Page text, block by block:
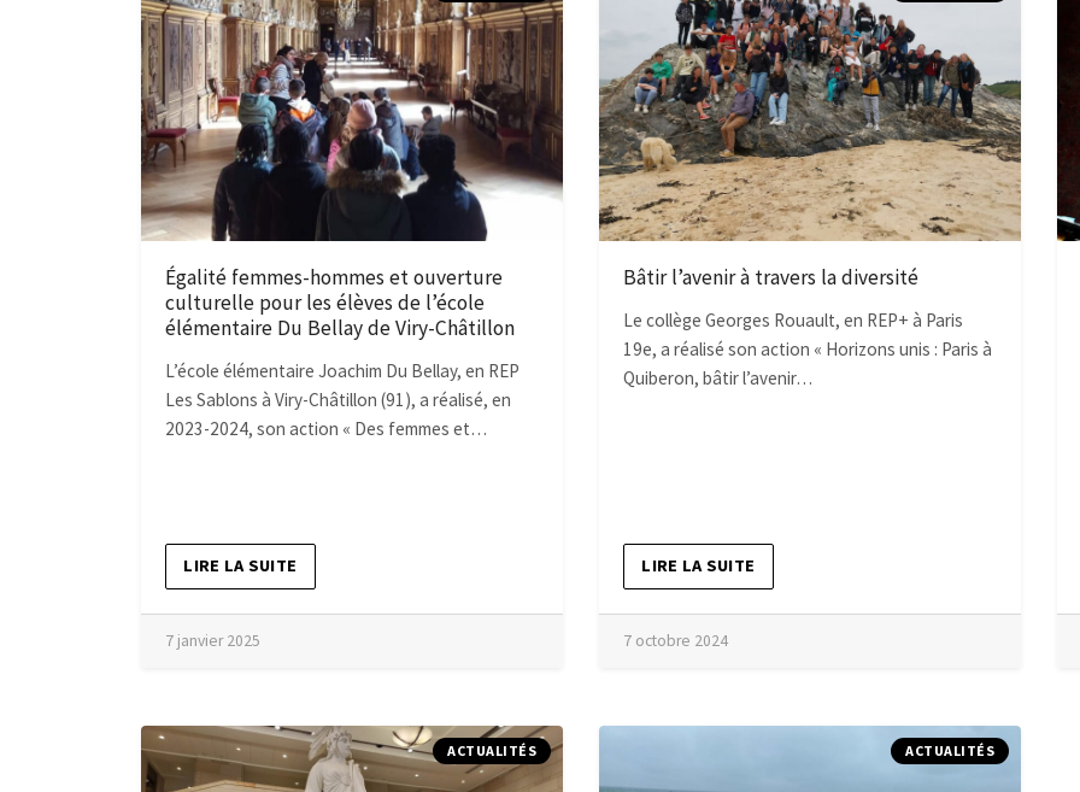
Égalité femmes-hommes et ouverture
culturelle pour les élèves de l’école
élémentaire Du Bellay de Viry-Châtillon
L’école élémentaire Joachim Du Bellay, en REP
Les Sablons à Viry-Châtillon (91), a réalisé, en
2023-2024, son action « Des femmes et…
LIRE LA SUITE
7 janvier 2025
Bâtir l’avenir à travers la diversité
Le collège Georges Rouault, en REP+ à Paris
19e, a réalisé son action « Horizons unis : Paris à
Quiberon, bâtir l’avenir…
LIRE LA SUITE
7 octobre 2024
ACTUALITÉS ACTUALITÉS